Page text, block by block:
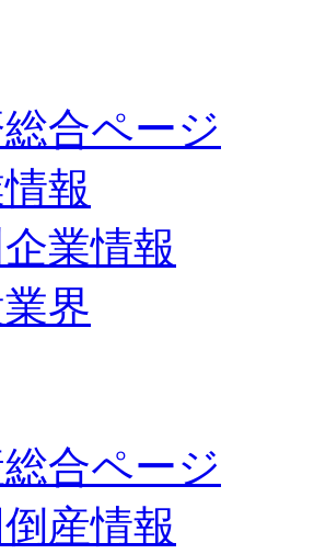
合ページ
報
業情報
界
合ページ
産情報